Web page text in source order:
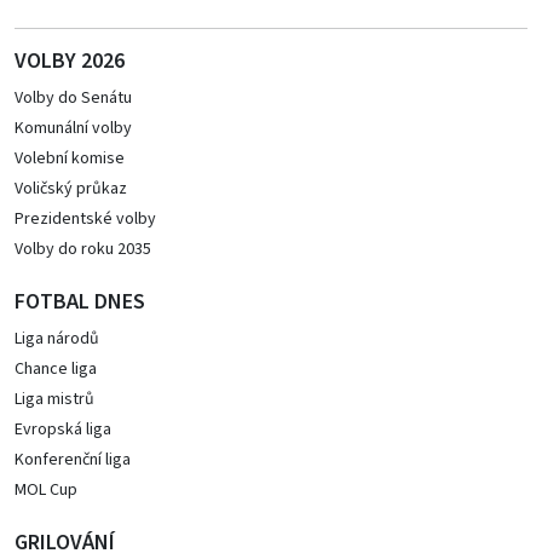
VOLBY 2026
Volby do Senátu
Komunální volby
Volební komise
Voličský průkaz
Prezidentské volby
Volby do roku 2035
FOTBAL DNES
Liga národů
Chance liga
Liga mistrů
Evropská liga
Konferenční liga
MOL Cup
GRILOVÁNÍ